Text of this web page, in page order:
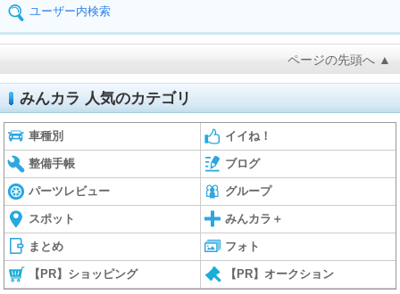
ユーザー内検索
ページの先頭へ ▲
みんカラ 人気のカテゴリ
車種別 イイね！
整備手帳 ブログ
パーツレビュー グループ
スポット みんカラ＋
まとめ フォト
【PR】ショッピング 【PR】オークション